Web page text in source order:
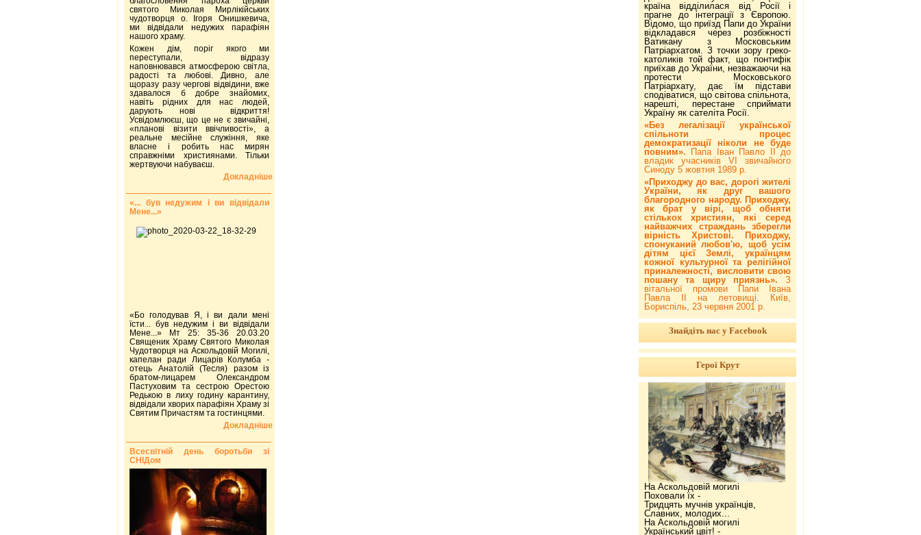
святого Миколая Мирлікійських
чудотворця о. Ігоря Онишкевича,
ми відвідали недужих парафіян
нашого храму.
Кожен дім, поріг якого ми
переступали, відразу
наповнювався атмосферою світла,
радості та любові. Дивно, але
щоразу разу чергові відвідини, вже
здавалося б добре знайомих,
навіть рідних для нас людей,
дарують нові відкриття!
Усвідомлюєш, що це не є звичайні,
«планові візити ввічливості», а
реальне месійне служіння, яке
власне і робить нас мирян
справжніми християнами. Тільки
жертвуючи набуваєш.
Докладніше
«... був недужим і ви відвідали
Мене...»
«Бо голодував Я, і ви дали мені
їсти... був недужим і ви відвідали
Мене...» Мт 25: 35-36 20.03.20
Священик Храму Святого Миколая
Чудотворця на Аскольдовій Могилі,
капелан ради Лицарів Колумба -
отець Анатолій (Тесля) разом із
братом-лицарем Олександром
Пастуховим та сестрою Орестою
Редькою в лиху годину карантину,
відвідали хворих парафіян Храму зі
Святим Причастям та гостинцями.
Докладніше
Всесвітній день боротьби зі
СНІДом
країна відділилася від Росії і
прагне до інтеграції з Європою.
Відомо, що приїзд Папи до України
відкладався через розбіжності
Ватикану з Московським
Патріархатом. З точки зору греко-
католиків той факт, що понтифік
приїхав до України, незважаючи на
протести Московського
Патріархату, дає їм підстави
сподіватися, що світова спільнота,
нарешті, перестане сприймати
Україну як сателіта Росії.
«Без легалізації української
спільноти процес
демократизації ніколи не буде
повним».
Папа Іван Павло ІІ до
владик учасників VI звичайного
Синоду 5 жовтня 1989 р.
«Приходжу до вас, дорогі жителі
України, як друг вашого
благородного народу. Приходжу,
як брат у вірі, щоб обняти
стількох християн, які серед
найважчих страждань зберегли
вірність Христові. Приходжу,
спонуканий любов'ю, щоб усім
дітям цієї Землі, українцям
кожної культурної та релігійної
приналежності, висловити свою
пошану та щиру приязнь». З
вітальної промови Папи Івана
Павла ІІ на летовищі. Київ,
Бориспіль, 23 червня 2001 р.
Знайдіть нас у Facebook
Герої Крут
На Аскольдовій могилі
Поховали їх -
Тридцять мучнів українців,
Славних, молодих...
На Аскольдовій могилі
Український цвіт! -